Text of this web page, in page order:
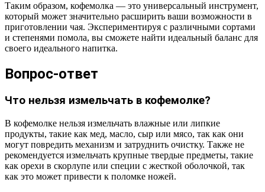
Таким образом, кофемолка — это универсальный инструмент,
который может значительно расширить ваши возможности в
приготовлении чая. Экспериментируя с различными сортами
и степенями помола, вы сможете найти идеальный баланс для
своего идеального напитка.
Вопрос-ответ
Что нельзя измельчать в кофемолке?
В кофемолке нельзя измельчать влажные или липкие
продукты, такие как мед, масло, сыр или мясо, так как они
могут повредить механизм и затруднить очистку. Также не
рекомендуется измельчать крупные твердые предметы, такие
как орехи в скорлупе или специи с жесткой оболочкой, так
как это может привести к поломке ножей.